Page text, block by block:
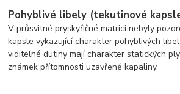
Pohyblivé libely (tekutinové
V průsvitné pryskyřičné matrici nebyly
kapsle vykazující charakter pohyblivých
viditelné dutiny mají charakter statických
známek přítomnosti uzavřené kapaliny.